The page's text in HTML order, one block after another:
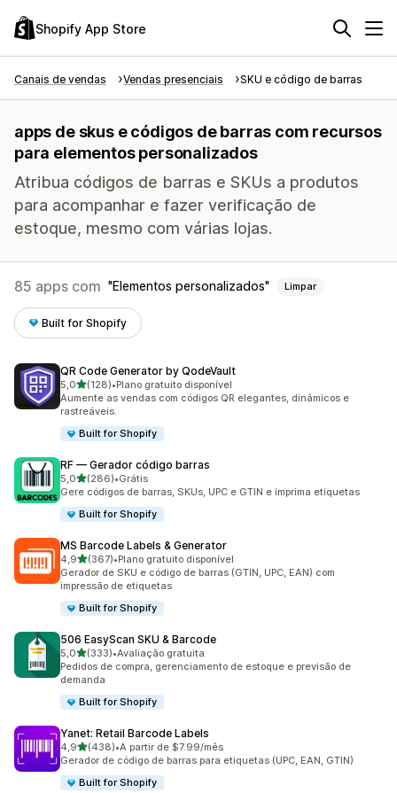
Shopify App Store
Canais de vendas Vendas presenciais SKU e código de barras
apps de skus e códigos de barras com recursos
para elementos personalizados
Atribua códigos de barras e SKUs a produtos
para acompanhar e fazer verificação de
estoque, mesmo com várias lojas.
85 apps com Elementos personalizados Limpar
Built for Shopify
QR Code Generator by QodeVault
5,0de 5 estrelas
(128)
128 avaliações ao todo
•Plano gratuito disponível
Aumente as vendas com códigos QR elegantes, dinâmicos e
rastreáveis.
Built for Shopify
RF — Gerador código barras
5,0de 5 estrelas
(286)
286 avaliações ao todo
•Grátis
Gere códigos de barras, SKUs, UPC e GTIN e imprima etiquetas
Built for Shopify
MS Barcode Labels & Generator
4,9de 5 estrelas
(367)
367 avaliações ao todo
•Plano gratuito disponível
Gerador de SKU e código de barras (GTIN, UPC, EAN) com
impressão de etiquetas
Built for Shopify
506 EasyScan SKU & Barcode
5,0de 5 estrelas
(333)
333 avaliações ao todo
•Avaliação gratuita
Pedidos de compra, gerenciamento de estoque e previsão de
demanda
Built for Shopify
Yanet: Retail Barcode Labels
4,9de 5 estrelas
(438)
438 avaliações ao todo
•A partir de $7.99/mês
Gerador de código de barras para etiquetas (UPC, EAN, GTIN)
Built for Shopify